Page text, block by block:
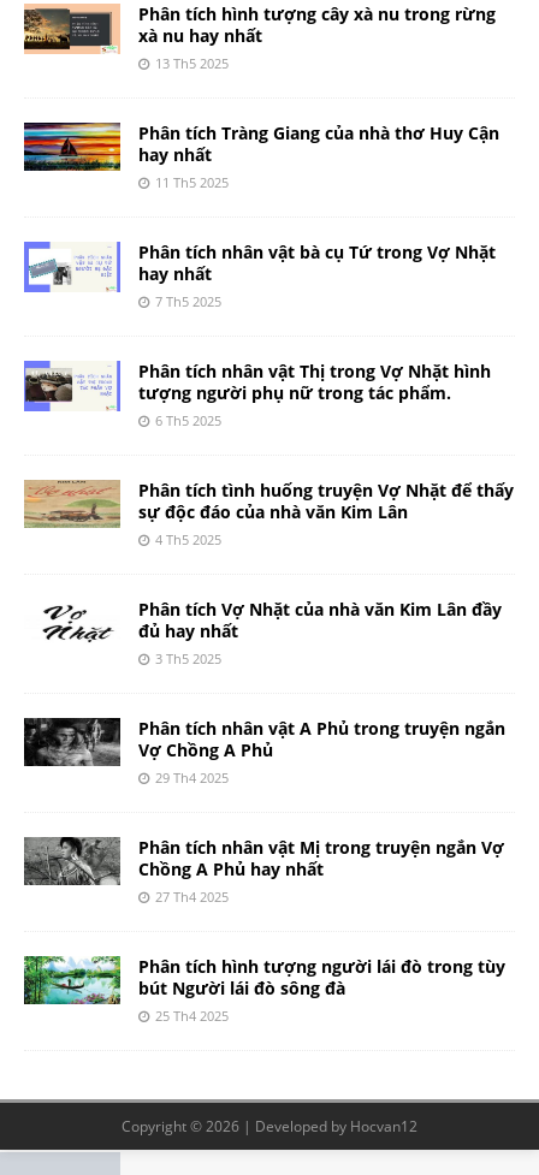
Phân tích hình tượng cây xà nu trong rừng
xà nu hay nhất
13 Th5 2025
Phân tích Tràng Giang của nhà thơ Huy Cận
hay nhất
11 Th5 2025
Phân tích nhân vật bà cụ Tứ trong Vợ Nhặt
hay nhất
7 Th5 2025
Phân tích nhân vật Thị trong Vợ Nhặt hình
tượng người phụ nữ trong tác phẩm.
6 Th5 2025
Phân tích tình huống truyện Vợ Nhặt để thấy
sự độc đáo của nhà văn Kim Lân
4 Th5 2025
Phân tích Vợ Nhặt của nhà văn Kim Lân đầy
đủ hay nhất
3 Th5 2025
Phân tích nhân vật A Phủ trong truyện ngắn
Vợ Chồng A Phủ
29 Th4 2025
Phân tích nhân vật Mị trong truyện ngắn Vợ
Chồng A Phủ hay nhất
27 Th4 2025
Phân tích hình tượng người lái đò trong tùy
bút Người lái đò sông đà
25 Th4 2025
Copyright © 2026 | Developed by Hocvan12